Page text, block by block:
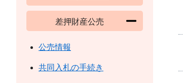
差押財産公売
公売情報
共同入札の手続き